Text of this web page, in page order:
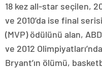
18 kez all-star seçilen,
ve 2010’da ise final
(MVP) ödülünü alan,
ve 2012
Bryant’ın ölümü,